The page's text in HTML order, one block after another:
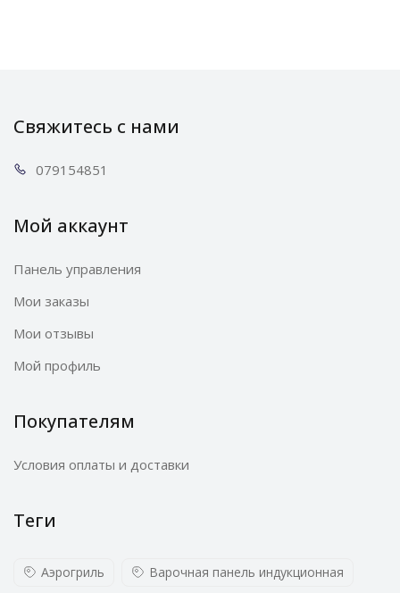
Свяжитесь с нами
0791 54851
Мой аккаунт
Панель управления
Мои заказы
Мои отзывы
Мой профиль
Покупателям
Условия оплаты и доставки
Теги
Аэрогриль Варочная панель индукционная